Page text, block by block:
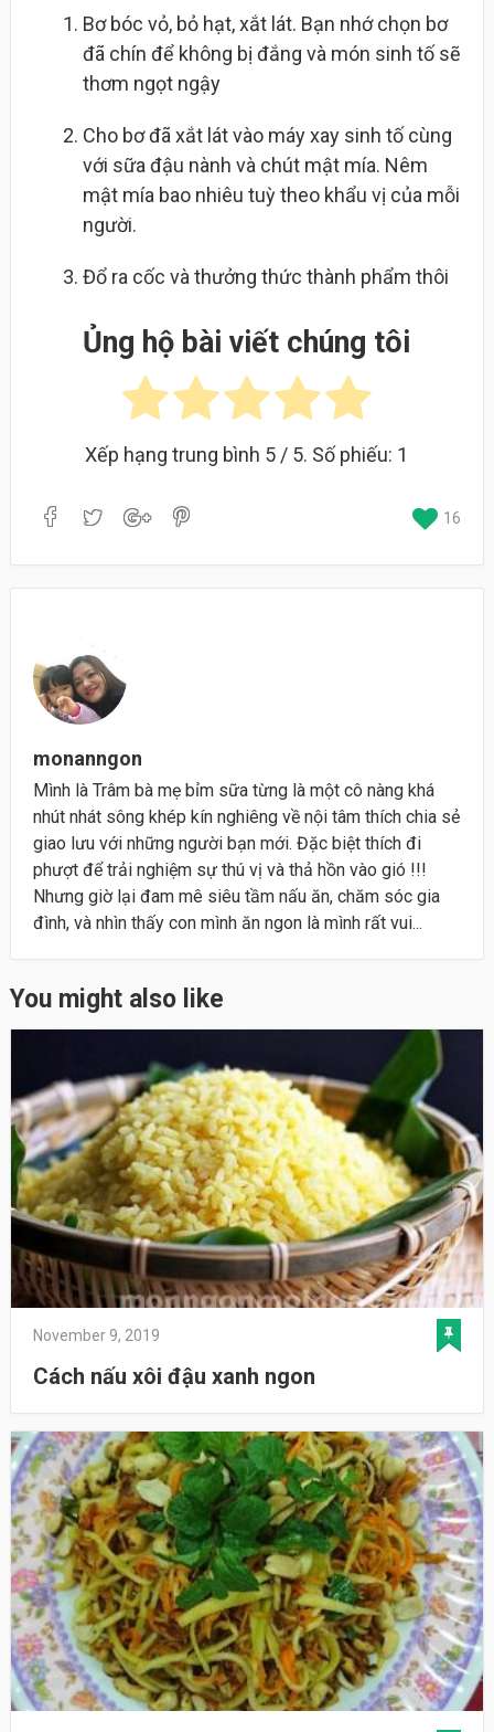
Bơ bóc vỏ, bỏ hạt, xắt lát. Bạn nhớ chọn bơ
đã chín để không bị đắng và món sinh tố sẽ
thơm ngọt ngậy
Cho bơ đã xắt lát vào máy xay sinh tố cùng
với sữa đậu nành và chút mật mía. Nêm
mật mía bao nhiêu tuỳ theo khẩu vị của mỗi
người.
Đổ ra cốc và thưởng thức thành phẩm thôi
Ủng hộ bài viết chúng tôi
Xếp hạng trung bình 5 / 5. Số phiếu: 1
16
monanngon
Mình là Trâm bà mẹ bỉm sữa từng là một cô nàng khá
nhút nhát sông khép kín nghiêng về nội tâm thích chia sẻ
giao lưu với những người bạn mới. Đặc biệt thích đi
phượt để trải nghiệm sự thú vị và thả hồn vào gió !!!
Nhưng giờ lại đam mê siêu tầm nấu ăn, chăm sóc gia
đình, và nhìn thấy con mình ăn ngon là mình rất vui...
You might also like
November 9, 2019
Cách nấu xôi đậu xanh ngon